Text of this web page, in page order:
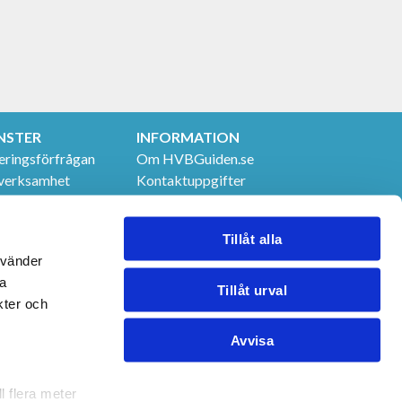
och
flera meter
Tillåt alla
Tillåt urval
Avvisa
INFORMATION
Om HVBGuiden.se
Kontaktuppgifter